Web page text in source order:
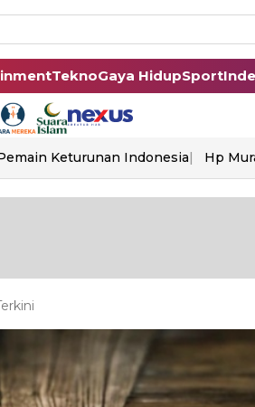
TeknoGaya HidupSport
Keturunan Indonesia Hp